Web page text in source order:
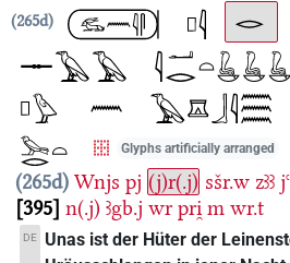
265d
Glyphs artificially arranged
265d Wnjs pj (j)r(.j) sšr.w zꜣꜣ
395 n(.j) ꜣgb.j wr pri̯ m wr.t
DE
Unas ist der Hüter der